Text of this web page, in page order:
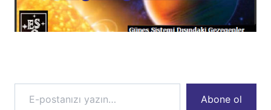
E-postanızı yazın…
Abone ol